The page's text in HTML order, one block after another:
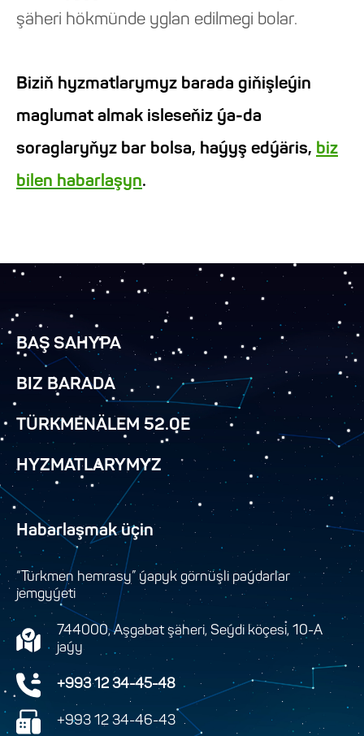
şäheri hökmünde yglan edilmegi bolar.
Biziň hyzmatlarymyz barada giňişleýin
maglumat almak isleseňiz ýa-da
soraglaryňyz bar bolsa, haýyş edýäris, biz
bilen habarlaşyn.
BAŞ SAHYPA
BIZ BARADA
TÜRKMENÄLEM 52.0E
HYZMATLARYMYZ
Habarlaşmak üçin
“Türkmen hemrasy” ýapyk görnüşli paýdarlar
jemgyýeti
744000, Aşgabat şäheri, Seýdi köçesi, 10-A
jaýy
+993 12 34-45-48
+993 12 34-46-43